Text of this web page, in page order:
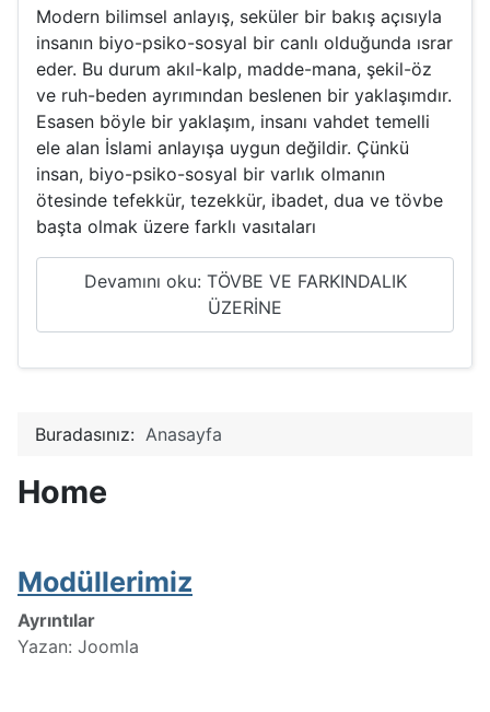
Modern bilimsel anlayış, seküler bir bakış açısıyla
insanın biyo-psiko-sosyal bir canlı olduğunda ısrar
eder. Bu durum akıl-kalp, madde-mana, şekil-öz
ve ruh-beden ayrımından beslenen bir yaklaşımdır.
Esasen böyle bir yaklaşım, insanı vahdet temelli
ele alan İslami anlayışa uygun değildir. Çünkü
insan, biyo-psiko-sosyal bir varlık olmanın
ötesinde tefekkür, tezekkür, ibadet, dua ve tövbe
başta olmak üzere farklı vasıtaları
Devamını oku: TÖVBE VE FARKINDALIK
ÜZERİNE
Buradasınız: Anasayfa
Home
Modüllerimiz
Ayrıntılar
Yazan: Joomla